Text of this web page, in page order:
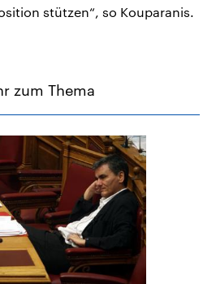
stützen“, so Kouparanis.
zum Thema